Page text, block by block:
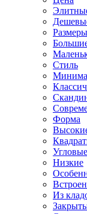
Размеры
Стиль
Форма
Угловые
Низкие
Из